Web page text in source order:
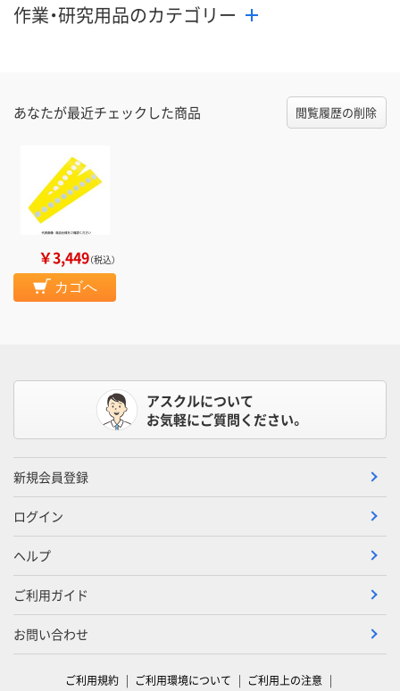
作業・研究用品のカテゴリー
あなたが最近チェックした商品 閲覧履歴の削除
￥3,449（税込）
カゴへ
アスクルについて
お気軽にご質問ください。
新規会員登録
ログイン
ヘルプ
ご利用ガイド
お問い合わせ
ご利用規約 ご利用環境について ご利用上の注意